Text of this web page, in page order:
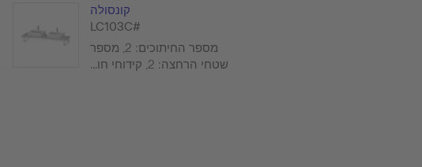
קונסולה
#LC103C
מספר החיתוכים: 2, מספר
שטחי הרחצה: 2, קידוחי חו...